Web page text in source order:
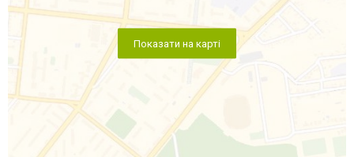
Показати на карті